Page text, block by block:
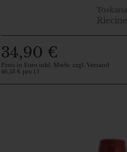
Toskana
Riecine
34,90 €
Preis in Euro inkl. MwSt. zzgl. Versand
46,53 € pro 1 l